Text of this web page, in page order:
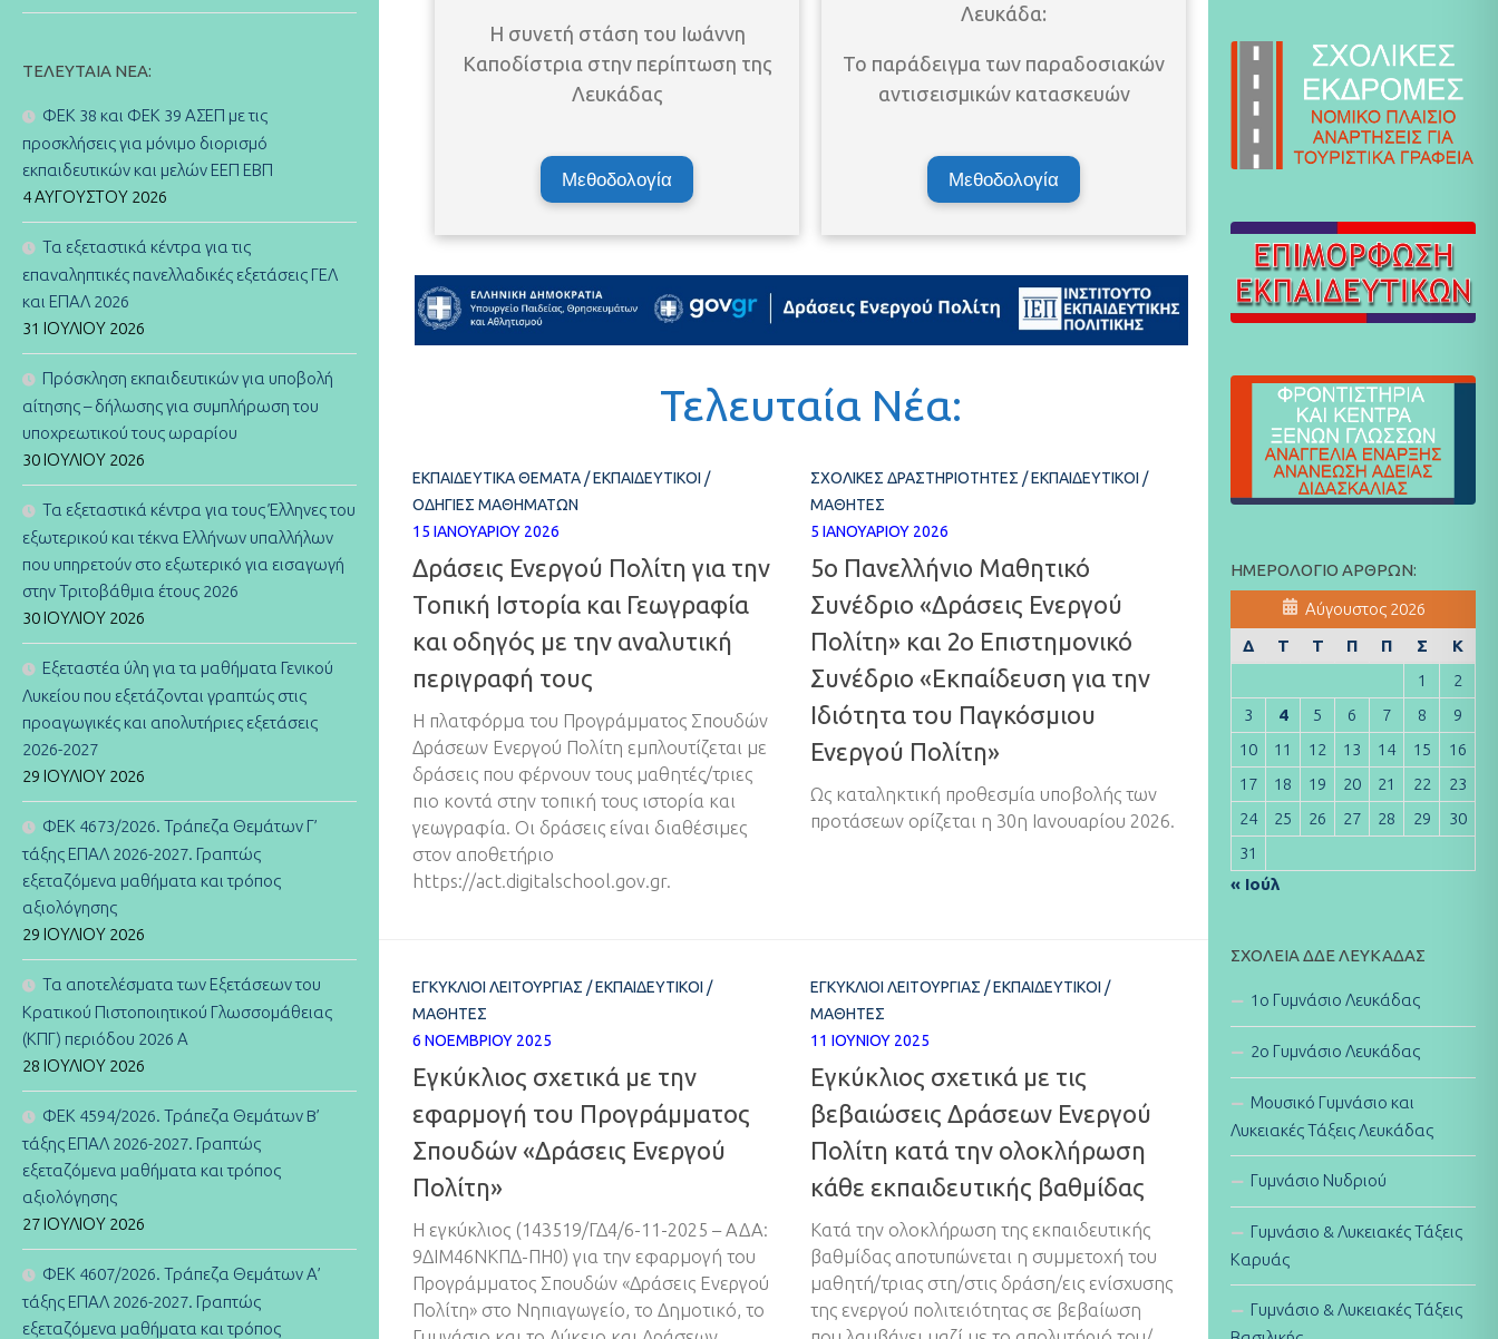
Η συνετή στάση του Ιωάννη
Καποδίστρια στην περίπτωση της
Λευκάδας
Μεθοδολογία
Λευκάδα:
Το παράδειγμα των παραδοσιακών
αντισεισμικών κατασκευών
Μεθοδολογία
Τελευταία Νέα:
ΕΚΠΑΙΔΕΥΤΙΚΆ ΘΈΜΑΤΑ /ΕΚΠΑΙΔΕΥΤΙΚΟΊ /
ΟΔΗΓΊΕΣ ΜΑΘΗΜΆΤΩΝ
15 ΙΑΝΟΥΑΡΊΟΥ 2026
Δράσεις Ενεργού Πολίτη για την
Τοπική Ιστορία και Γεωγραφία
και οδηγός με την αναλυτική
περιγραφή τους
Η πλατφόρμα του Προγράμματος Σπουδών
Δράσεων Ενεργού Πολίτη εμπλουτίζεται με
δράσεις που φέρνουν τους μαθητές/τριες
πιο κοντά στην τοπική τους ιστορία και
γεωγραφία. Οι δράσεις είναι διαθέσιμες
στον αποθετήριο
https://act.digitalschool.gov.gr.
ΣΧΟΛΙΚΈΣ ΔΡΑΣΤΗΡΙΌΤΗΤΕΣ /ΕΚΠΑΙΔΕΥΤΙΚΟΊ /
ΜΑΘΗΤΈΣ
5 ΙΑΝΟΥΑΡΊΟΥ 2026
5ο Πανελλήνιο Μαθητικό
Συνέδριο «Δράσεις Ενεργού
Πολίτη» και 2ο Επιστημονικό
Συνέδριο «Εκπαίδευση για την
Ιδιότητα του Παγκόσμιου
Ενεργού Πολίτη»
Ως καταληκτική προθεσμία υποβολής των
προτάσεων ορίζεται η 30η Ιανουαρίου 2026.
ΕΓΚΎΚΛΙΟΙ ΛΕΙΤΟΥΡΓΊΑΣ /ΕΚΠΑΙΔΕΥΤΙΚΟΊ /
ΜΑΘΗΤΈΣ
6 ΝΟΕΜΒΡΊΟΥ 2025
Εγκύκλιος σχετικά με την
εφαρμογή του Προγράμματος
Σπουδών «Δράσεις Ενεργού
Πολίτη»
Η εγκύκλιος (143519/ΓΔ4/6-11-2025 – ΑΔΑ:
9ΔΙΜ46ΝΚΠΔ-ΠΗ0) για την εφαρμογή του
Προγράμματος Σπουδών «Δράσεις Ενεργού
Πολίτη» στο Νηπιαγωγείο, το Δημοτικό, το
ΕΓΚΎΚΛΙΟΙ ΛΕΙΤΟΥΡΓΊΑΣ /ΕΚΠΑΙΔΕΥΤΙΚΟΊ /
ΜΑΘΗΤΈΣ
11 ΙΟΥΝΊΟΥ 2025
Εγκύκλιος σχετικά με τις
βεβαιώσεις Δράσεων Ενεργού
Πολίτη κατά την ολοκλήρωση
κάθε εκπαιδευτικής βαθμίδας
Κατά την ολοκλήρωση της εκπαιδευτικής
βαθμίδας αποτυπώνεται η συμμετοχή του
μαθητή/τριας στη/στις δράση/εις ενίσχυσης
της ενεργού πολιτειότητας σε βεβαίωση
ΤΕΛΕΥΤΑΊΑ ΝΈΑ:
ΦΕΚ 38 και ΦΕΚ 39 ΑΣΕΠ με τις
προσκλήσεις για μόνιμο διορισμό
εκπαιδευτικών και μελών ΕΕΠ ΕΒΠ
4 ΑΥΓΟΎΣΤΟΥ 2026
Τα εξεταστικά κέντρα για τις
επαναληπτικές πανελλαδικές εξετάσεις ΓΕΛ
και ΕΠΑΛ 2026
31 ΙΟΥΛΊΟΥ 2026
Πρόσκληση εκπαιδευτικών για υποβολή
αίτησης – δήλωσης για συμπλήρωση του
υποχρεωτικού τους ωραρίου
30 ΙΟΥΛΊΟΥ 2026
Τα εξεταστικά κέντρα για τους Έλληνες του
εξωτερικού και τέκνα Ελλήνων υπαλλήλων
που υπηρετούν στο εξωτερικό για εισαγωγή
στην Τριτοβάθμια έτους 2026
30 ΙΟΥΛΊΟΥ 2026
Εξεταστέα ύλη για τα μαθήματα Γενικού
Λυκείου που εξετάζονται γραπτώς στις
προαγωγικές και απολυτήριες εξετάσεις
2026-2027
29 ΙΟΥΛΊΟΥ 2026
ΦΕΚ 4673/2026. Τράπεζα Θεμάτων Γ’
τάξης ΕΠΑΛ 2026-2027. Γραπτώς
εξεταζόμενα μαθήματα και τρόπος
αξιολόγησης
29 ΙΟΥΛΊΟΥ 2026
Τα αποτελέσματα των Εξετάσεων του
Κρατικού Πιστοποιητικού Γλωσσομάθειας
(ΚΠΓ) περιόδου 2026 Α
28 ΙΟΥΛΊΟΥ 2026
ΦΕΚ 4594/2026. Τράπεζα Θεμάτων B’
τάξης ΕΠΑΛ 2026-2027. Γραπτώς
εξεταζόμενα μαθήματα και τρόπος
αξιολόγησης
27 ΙΟΥΛΊΟΥ 2026
ΦΕΚ 4607/2026. Τράπεζα Θεμάτων Α’
τάξης ΕΠΑΛ 2026-2027. Γραπτώς
εξεταζόμενα μαθήματα και τρόπος
ΗΜΕΡΟΛΌΓΙΟ ΆΡΘΡΩΝ:
Αύγουστος 2026
Δ
Τ Τ Π Π Σ
Κ
1
2
3
4 5 6 7 8
9
10
11 12 13 14 15
16
17
18 19 20 21 22
23
24
25 26 27 28 29
30
31
« Ιούλ
ΣΧΟΛΕΊΑ ΔΔΕ ΛΕΥΚΆΔΑΣ
1ο Γυμνάσιο Λευκάδας
2ο Γυμνάσιο Λευκάδας
Μουσικό Γυμνάσιο και
Λυκειακές Τάξεις Λευκάδας
Γυμνάσιο Νυδριού
Γυμνάσιο & Λυκειακές Τάξεις
Καρυάς
Γυμνάσιο & Λυκειακές Τάξεις